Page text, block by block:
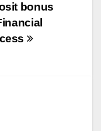
bonus